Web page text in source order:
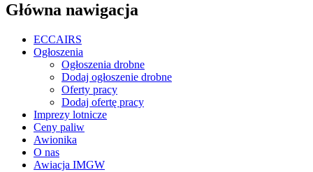
Główna nawigacja
ECCAIRS
Ogłoszenia
Ogłoszenia drobne
Dodaj ogłoszenie drobne
Oferty pracy
Dodaj ofertę pracy
Imprezy lotnicze
Ceny paliw
Awionika
O nas
Awiacja IMGW